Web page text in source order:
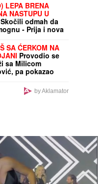
LEPA BRENA
NASTUPU U
Skočili odmah da
- Prija i nova
radio cele noći
SA ĆERKOM NA
Provodio se
sa Milicom
pa pokazao
KRUNA I ON: U
planu tetovaža
posvetio
by Aklamator